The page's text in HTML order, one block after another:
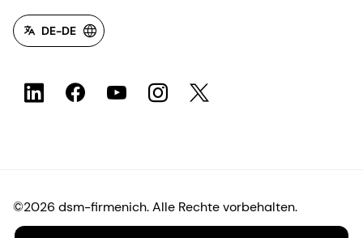
DE-DE
©2026 dsm-firmenich. Alle Rechte vorbehalten.